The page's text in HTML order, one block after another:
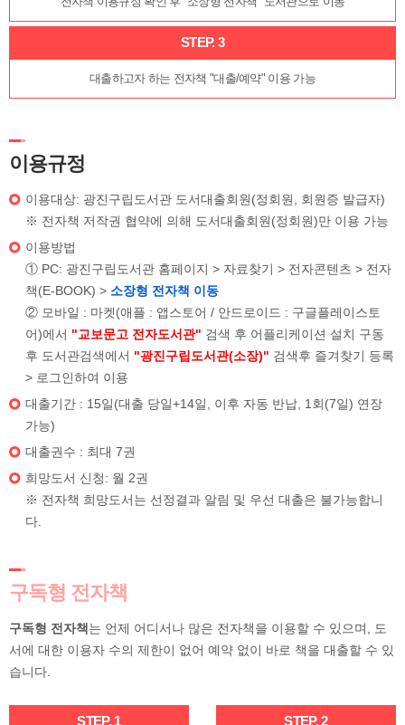
STEP. 3
대출하고자 하는 전자책 "대출/예약" 이용 가능
이용규정
이용대상: 광진구립도서관 도서대출회원(정회원, 회원증 발급자)
※ 전자책 저작권 협약에 의해 도서대출회원(정회원)만 이용 가능
이용방법
① PC: 광진구립도서관 홈페이지 > 자료찾기 > 전자콘텐츠 > 전자
책(E-BOOK) > 소장형 전자책 이동
② 모바일 : 마켓(애플 : 앱스토어 / 안드로이드 : 구글플레이스토
어)에서 "교보문고 전자도서관" 검색 후 어플리케이션 설치 구동
후 도서관검색에서 "광진구립도서관(소장)" 검색후 즐겨찾기 등록
> 로그인하여 이용
대출기간 : 15일(대출 당일+14일, 이후 자동 반납, 1회(7일) 연장
가능)
대출권수 : 최대 7권
희망도서 신청: 월 2권
※ 전자책 희망도서는 선정결과 알림 및 우선 대출은 불가능합니
다.
구독형 전자책
구독형 전자책는 언제 어디서나 많은 전자책을 이용할 수 있으며, 도
서에 대한 이용자 수의 제한이 없어 예약 없이 바로 책을 대출할 수 있
습니다.
STEP. 1 STEP. 2